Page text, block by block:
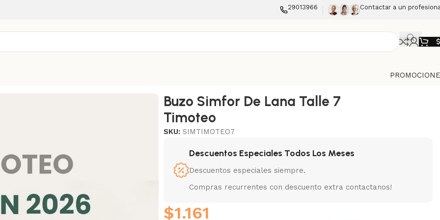
29013966 Contactar a un
$
Buzo Simfor De Lana Talle 7
Timoteo
SKU:SIMTIMOTEO7
Descuentos Especiales Todos Los Meses
Descuentos especiales siempre.
Compras recurrentes con descuento extra contactanos!
$1.161